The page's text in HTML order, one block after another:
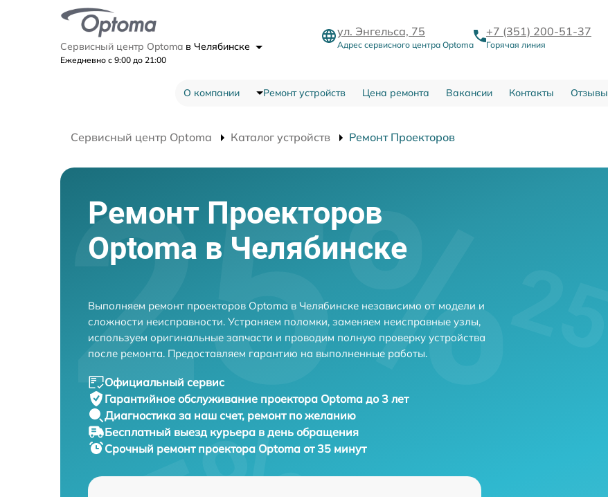
Сервисный центр Optoma в Челябинске
Ежедневно с 9:00 до 21:00
ул. Энгельса, 75
Адрес сервисного центра Optoma
+7 (351) 200-51-37
Горячая линия
О компании Ремонт устройств Цена ремонта Вакансии Контакты Отзывы
Сервисный центр Optoma Каталог устройств Ремонт Проекторов
Ремонт Проекторов
Optoma в Челябинске
Выполняем ремонт проекторов Optoma в Челябинске независимо от модели и
сложности неисправности. Устраняем поломки, заменяем неисправные узлы,
используем оригинальные запчасти и проводим полную проверку устройства
после ремонта. Предоставляем гарантию на выполненные работы.
Официальный сервис
Гарантийное обслуживание проектора Optoma до 3 лет
Диагностика за наш счет, ремонт по желанию
Бесплатный выезд курьера в день обращения
Срочный ремонт проектора Optoma от 35 минут